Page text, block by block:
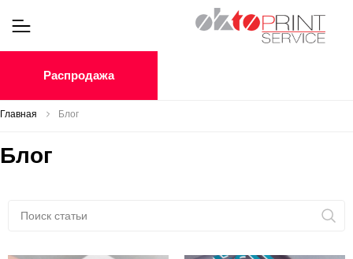
Распродажа
Главная Блог
Блог